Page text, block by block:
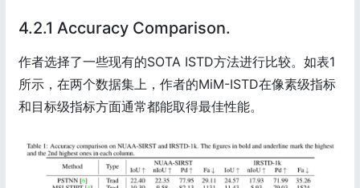
4.2.1 Accuracy Comparison.
作者选择了一些现有的SOTA ISTD方法进行比较。如表1
所示，在两个数据集上，作者的MiM-ISTD在像素级指标
和目标级指标方面通常都能取得最佳性能。